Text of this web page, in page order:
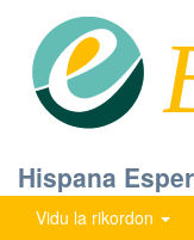
Hispana
Vidu la rikordon